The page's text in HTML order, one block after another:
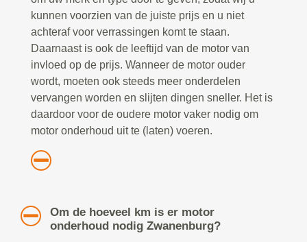
kunnen voorzien van de juiste prijs en u niet
achteraf voor verrassingen komt te staan.
Daarnaast is ook de leeftijd van de motor van
invloed op de prijs. Wanneer de motor ouder
wordt, moeten ook steeds meer onderdelen
vervangen worden en slijten dingen sneller. Het is
daardoor voor de oudere motor vaker nodig om
motor onderhoud uit te (laten) voeren.
Om de hoeveel km is er motor
onderhoud nodig Zwanenburg?